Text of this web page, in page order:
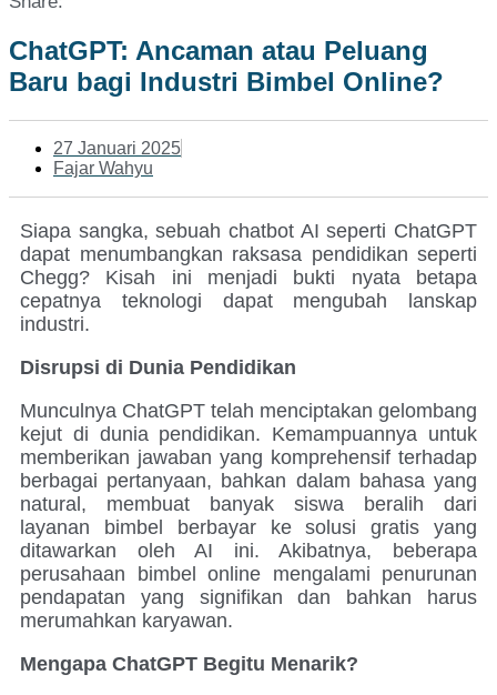
ChatGPT: Ancaman atau Peluang
Baru bagi Industri Bimbel Online?
27 Januari 2025
Fajar Wahyu
Siapa sangka, sebuah chatbot AI seperti ChatGPT
dapat menumbangkan raksasa pendidikan seperti
Chegg? Kisah ini menjadi bukti nyata betapa
cepatnya teknologi dapat mengubah lanskap
industri.
Disrupsi di Dunia Pendidikan
Munculnya ChatGPT telah menciptakan gelombang
kejut di dunia pendidikan. Kemampuannya untuk
memberikan jawaban yang komprehensif terhadap
berbagai pertanyaan, bahkan dalam bahasa yang
natural, membuat banyak siswa beralih dari
layanan bimbel berbayar ke solusi gratis yang
ditawarkan oleh AI ini. Akibatnya, beberapa
perusahaan bimbel online mengalami penurunan
pendapatan yang signifikan dan bahkan harus
merumahkan karyawan.
Mengapa ChatGPT Begitu Menarik?